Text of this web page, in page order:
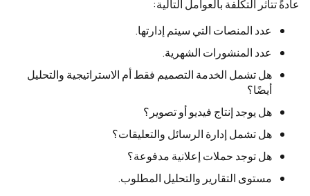
عادةً تتأثر التكلفة بالعوامل التالية:
عدد المنصات التي سيتم إدارتها.
عدد المنشورات الشهرية.
هل تشمل الخدمة التصميم فقط أم الاستراتيجية والتحليل
أيضًا؟
هل يوجد إنتاج فيديو أو تصوير؟
هل تشمل إدارة الرسائل والتعليقات؟
هل توجد حملات إعلانية مدفوعة؟
مستوى التقارير والتحليل المطلوب.